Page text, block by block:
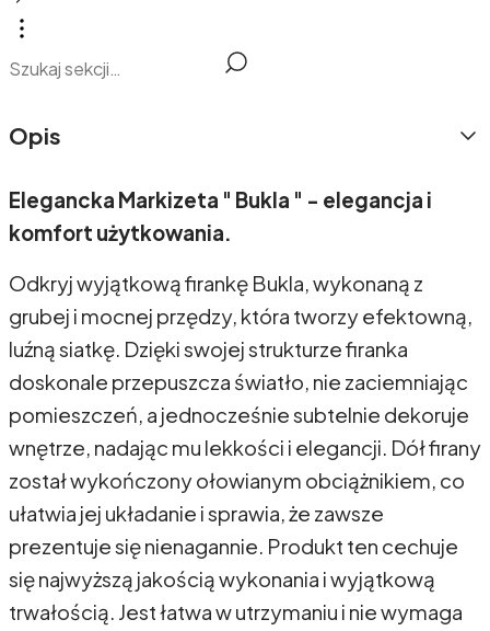
Opis
Elegancka Markizeta " Bukla " - elegancja i
komfort użytkowania.
Odkryj wyjątkową firankę Bukla, wykonaną z
grubej i mocnej przędzy, która tworzy efektowną,
luźną siatkę. Dzięki swojej strukturze firanka
doskonale przepuszcza światło, nie zaciemniając
pomieszczeń, a jednocześnie subtelnie dekoruje
wnętrze, nadając mu lekkości i elegancji. Dół firany
został wykończony ołowianym obciążnikiem, co
ułatwia jej układanie i sprawia, że zawsze
prezentuje się nienagannie. Produkt ten cechuje
się najwyższą jakością wykonania i wyjątkową
trwałością. Jest łatwa w utrzymaniu i nie wymaga